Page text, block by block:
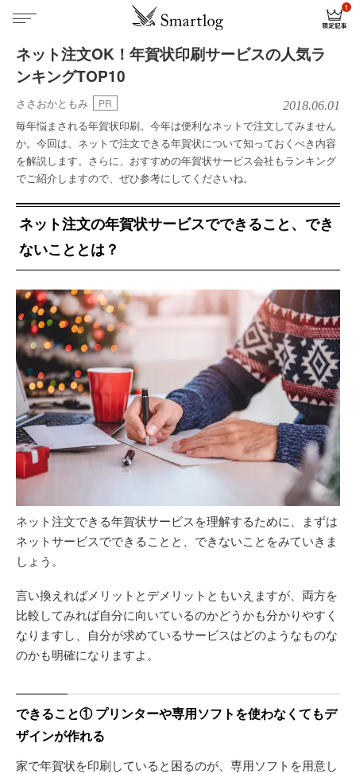
ネット注文OK！年賀状印刷サービスの人気ラ
ンキングTOP10
ささおかともみ PR 2018.06.01
毎年悩まされる年賀状印刷。今年は便利なネットで注文してみません
か。今回は、ネットで注文できる年賀状について知っておくべき内容
を解説します。さらに、おすすめの年賀状サービス会社もランキング
でご紹介しますので、ぜひ参考にしてくださいね。
ネット注文の年賀状サービスでできること、でき
ないこととは？
ネット注文できる年賀状サービスを理解するために、まずは
ネットサービスでできることと、できないことをみていきま
しょう。
言い換えればメリットとデメリットともいえますが、両方を
比較してみれば自分に向いているのかどうかも分かりやすく
なりますし、自分が求めているサービスはどのようなものな
のかも明確になりますよ。
できること① プリンターや専用ソフトを使わなくてもデ
ザインが作れる
家で年賀状を印刷していると困るのが、専用ソフトを用意し